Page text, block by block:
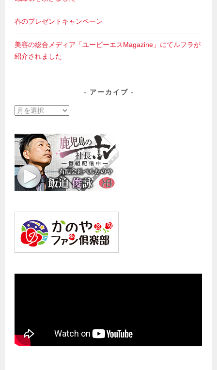
春のプレゼントキャンペーン
美容の総合メディア「ユーピーエスMagazine」にてルフラが
紹介されました
アーカイブ
ア
カ
イ
ブ